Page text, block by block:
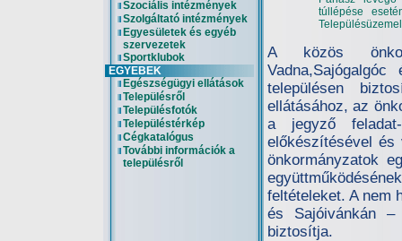
Szociális intézmények
Szolgáltató intézmények
Egyesületek és egyéb
szervezetek
Sportklubok
EGYEBEK
Egészségügyi ellátások
Településről
Településfotók
Településtérkép
Cégkatalógus
További információk a
településről
túllépése
A közös
településen
ellátásához, az
a jegyző
előkészítésével és
önkormányzatok
feltételeket. A nem
és Sajóivánkán
biztosítja.